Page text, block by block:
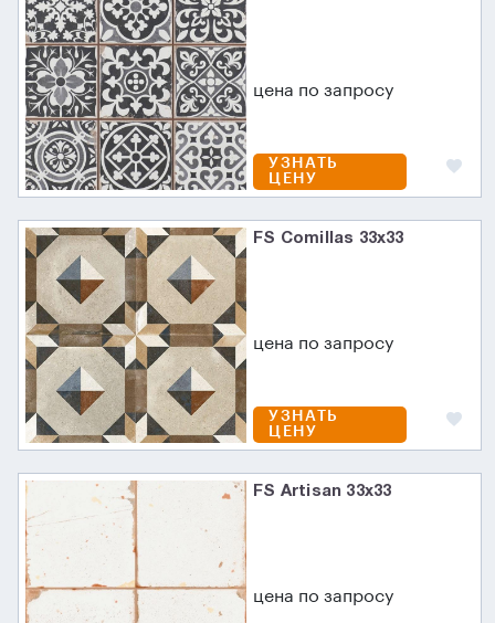
цена по запросу
УЗНАТЬ
ЦЕНУ
FS Comillas 33x33
цена по запросу
УЗНАТЬ
ЦЕНУ
FS Artisan 33x33
цена по запросу